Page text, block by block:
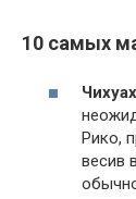
10 самых
Рико,
весив